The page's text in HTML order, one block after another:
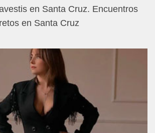
en Santa Cruz. Encuentros
en Santa Cruz